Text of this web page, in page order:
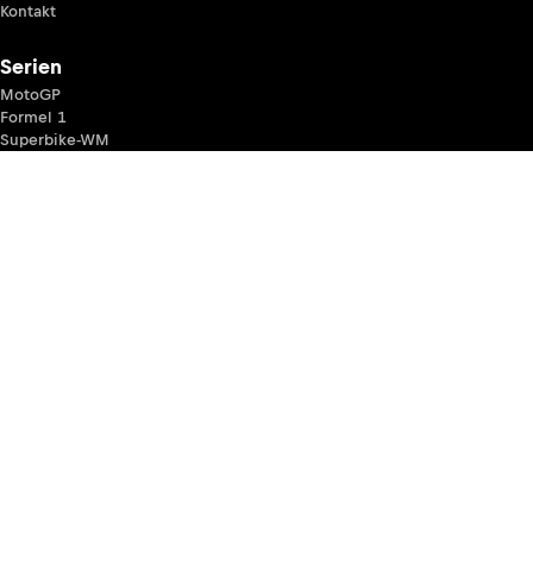
Kontakt
Serien
MotoGP
Formel 1
Superbike-WM